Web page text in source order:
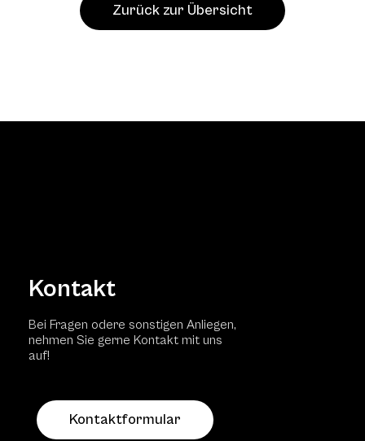
Zurück zur Übersicht
Kontakt
Bei Fragen odere sonstigen Anliegen,
nehmen Sie gerne Kontakt mit uns
auf!
Kontaktformular